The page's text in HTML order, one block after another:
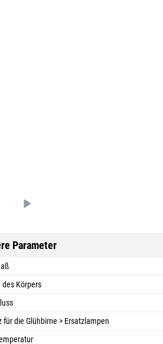
Parameter
des Körpers
für die Glühbirne > Ersatzlampen